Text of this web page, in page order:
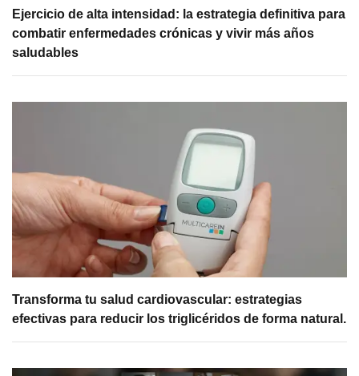
Ejercicio de alta intensidad: la estrategia definitiva para
combatir enfermedades crónicas y vivir más años
saludables
Transforma tu salud cardiovascular: estrategias
efectivas para reducir los triglicéridos de forma natural.